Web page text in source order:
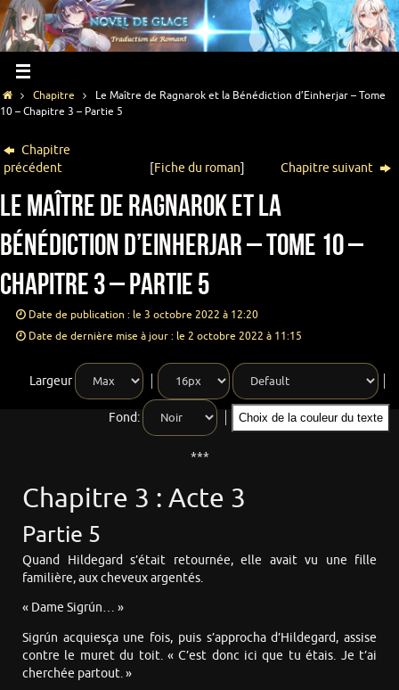
Chapitre
Le Maître de Ragnarok et la Bénédiction d’Einherjar – Tome
10 – Chapitre 3 – Partie 5
Chapitre
précédent
[Fiche du roman] Chapitre suivant
Le Maître de Ragnarok et la
Bénédiction d’Einherjar – Tome 10 –
Chapitre 3 – Partie 5
Date de publication : le 3 octobre 2022 à 12:20
Date de dernière mise à jour : le 2 octobre 2022 à 11:15
Largeur
Fond: Choix de la couleur du texte
***
Chapitre 3 : Acte 3
Partie 5
Quand Hildegard s’était retournée, elle avait vu une fille
familière, aux cheveux argentés.
« Dame Sigrún… »
Sigrún acquiesça une fois, puis s’approcha d’Hildegard, assise
contre le muret du toit. « C’est donc ici que tu étais. Je t’ai
cherchée partout. »